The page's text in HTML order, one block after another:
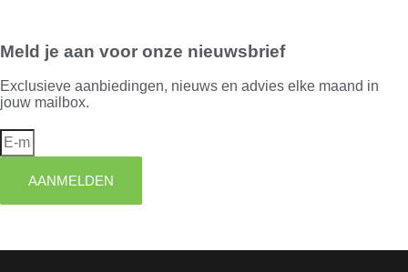
Meld je aan voor onze nieuwsbrief
Exclusieve aanbiedingen, nieuws en advies elke maand in
jouw mailbox.
AANMELDEN